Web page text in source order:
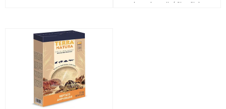
ryby a terarijní živočichy.